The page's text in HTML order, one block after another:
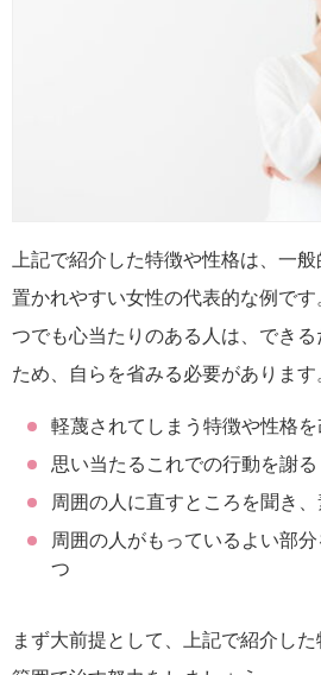
上記で紹介した特徴や性格は、一
置かれやすい女性の代表的な例で
つでも心当たりのある人は、でき
ため、自らを省みる必要があります
軽蔑されてしまう特徴や性格
思い当たるこれでの行動を謝る
周囲の人に直すところを聞き
周囲の人がもっているよい部
つ
まず大前提として、上記で紹介し